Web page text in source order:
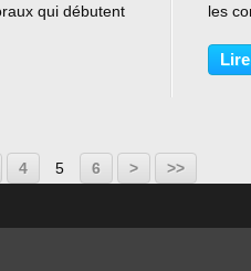
qui débutent
V° République
qui doit faire
les
pour
4 5 6 > >>